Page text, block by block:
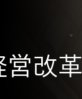
改革